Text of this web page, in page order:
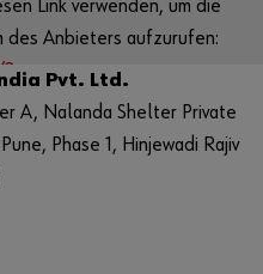
Link verwenden, um die
Anbieters aufzurufen:
Pvt. Ltd.
A, Nalanda Shelter Private
Phase 1, Hinjewadi Rajiv